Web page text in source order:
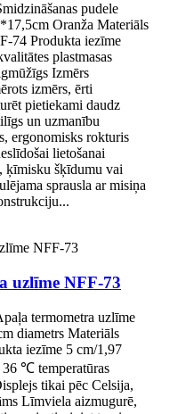
pudele
Oranža Materiāls
74 Produkta iezīme
plastmasas
Izmērs
izmērs, ērti
pietiekami daudz
un uzmanību
ergonomisks rokturis
lietošanai
ķīmisku šķīdumu vai
sprausla ar misiņa
uzlīme NFF-73
termometra uzlīme
diametrs Materiāls
iezīme 5 cm/1,97
℃ temperatūras
tikai pēc Celsija,
Līmviela aizmugurē,